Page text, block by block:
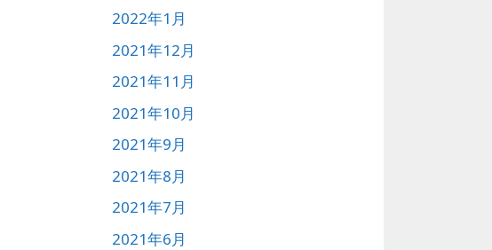
2022年1月
2021年12月
2021年11月
2021年10月
2021年9月
2021年8月
2021年7月
2021年6月